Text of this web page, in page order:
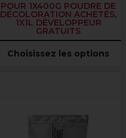
POUR 1X400G POUDRE DE
DÉCOLORATION ACHETÉS,
1X1L DÉVELOPPEUR
GRATUITS
Choisissez les options